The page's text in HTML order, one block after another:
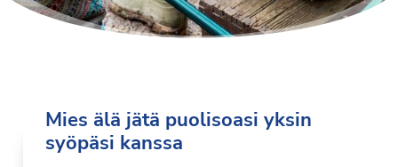
Mies älä jätä puolisoasi yksin
syöpäsi kanssa